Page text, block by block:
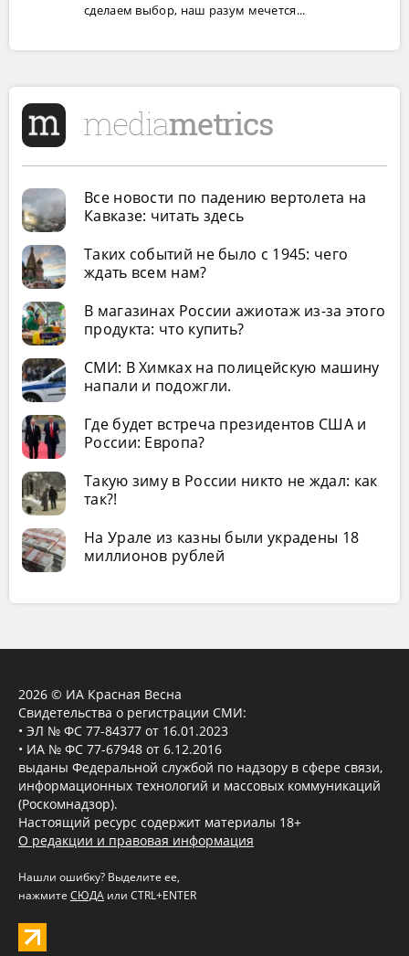
сделаем выбор, наш разум мечется...
Все новости по падению вертолета на
Кавказе: читать здесь
Таких событий не было с 1945: чего
ждать всем нам?
В магазинах России ажиотаж из-за этого
продукта: что купить?
СМИ: В Химках на полицейскую машину
напали и подожгли.
Где будет встреча президентов США и
России: Европа?
Такую зиму в России никто не ждал: как
так?!
На Урале из казны были украдены 18
миллионов рублей
2026 © ИА Красная Весна
Свидетельства о регистрации СМИ:
• ЭЛ № ФС 77-84377 от 16.01.2023
• ИА № ФС 77-67948 от 6.12.2016
выданы Федеральной службой по надзору в сфере связи,
информационных технологий и массовых коммуникаций
(Роскомнадзор).
Настоящий ресурс содержит материалы 18+
О редакции и правовая информация
Нашли ошибку? Выделите ее,
нажмите СЮДА или CTRL+ENTER